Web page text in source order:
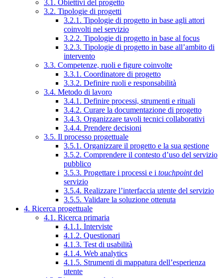
3.1. Obiettivi del progetto
3.2. Tipologie di progetti
3.2.1. Tipologie di progetto in base agli attori
coinvolti nel servizio
3.2.2. Tipologie di progetto in base al focus
3.2.3. Tipologie di progetto in base all’ambito di
intervento
3.3. Competenze, ruoli e figure coinvolte
3.3.1. Coordinatore di progetto
3.3.2. Definire ruoli e responsabilità
3.4. Metodo di lavoro
3.4.1. Definire processi, strumenti e rituali
3.4.2. Curare la documentazione di progetto
3.4.3. Organizzare tavoli tecnici collaborativi
3.4.4. Prendere decisioni
3.5. Il processo progettuale
3.5.1. Organizzare il progetto e la sua gestione
3.5.2. Comprendere il contesto d’uso del servizio
pubblico
3.5.3. Progettare i processi e i touchpointdel
servizio
3.5.4. Realizzare l’interfaccia utente del servizio
3.5.5. Validare la soluzione ottenuta
4. Ricerca progettuale
4.1. Ricerca primaria
4.1.1. Interviste
4.1.2. Questionari
4.1.3. Test di usabilità
4.1.4. Web analytics
4.1.5. Strumenti di mappatura dell’esperienza
utente